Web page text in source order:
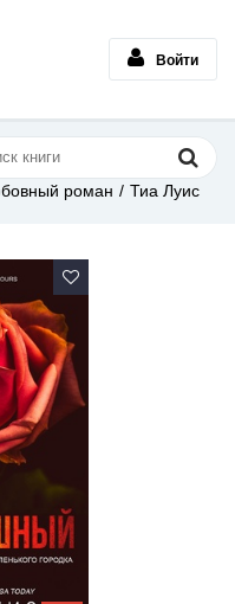
Войти
роман Тиа Луис